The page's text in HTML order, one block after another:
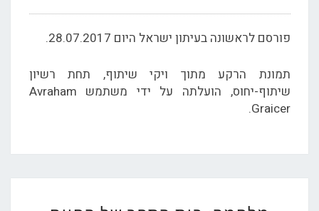
פורסם לראשונה בעיתון ישראל היום 28.07.2017.
תמונת הרקע מתוך ויקי שיתוף, תחת רשיון
שיתוף-יחוס, הועלתה על ידי משתמש Avraham
Graicer.